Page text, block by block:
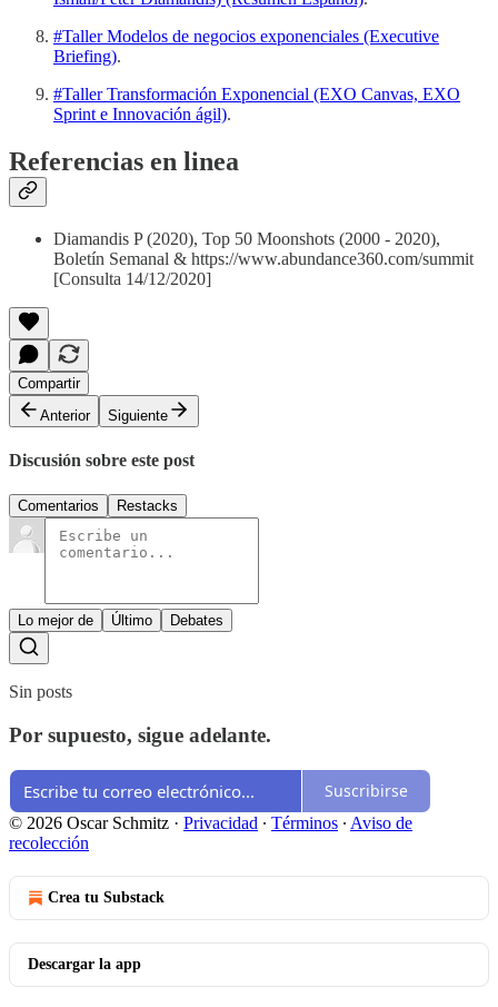
#Taller Modelos de negocios exponenciales (Executive
Briefing).
#Taller Transformación Exponencial (EXO Canvas, EXO
Sprint e Innovación ágil).
Referencias en linea
Diamandis P (2020), Top 50 Moonshots (2000 - 2020),
Boletín Semanal & https://www.abundance360.com/summit
[Consulta 14/12/2020]
Compartir
Anterior
Siguiente
Discusión sobre este post
Comentarios Restacks
Lo mejor de Último Debates
Sin posts
Por supuesto, sigue adelante.
Suscribirse
© 2026 Oscar Schmitz · Privacidad ∙ Términos ∙ Aviso de
recolección
Crea tu Substack
Descargar la app